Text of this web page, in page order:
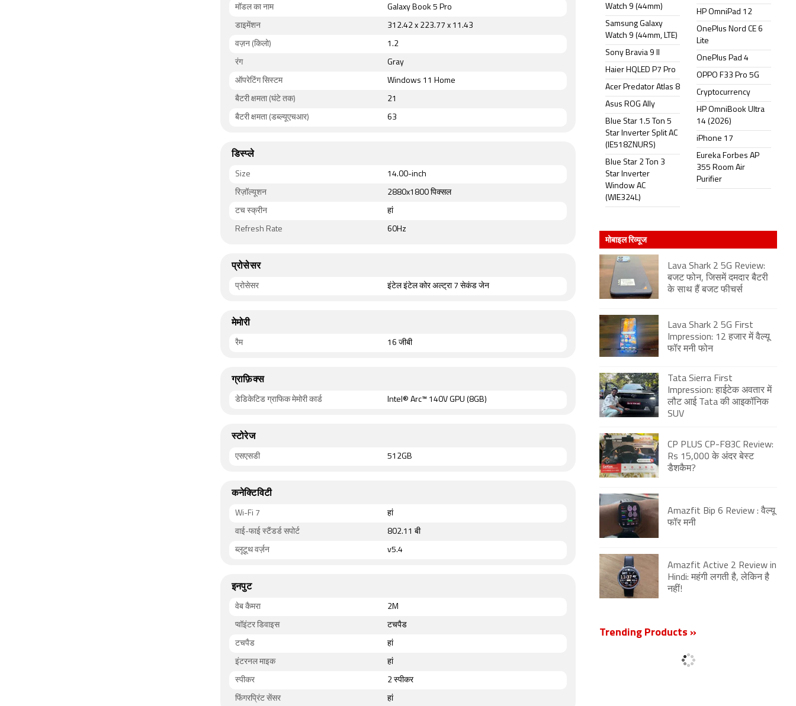
मॉडल का नाम Galaxy Book 5 Pro
डाइमेंशन 312.42 x 223.77 x 11.43
वज़न (किलो) 1.2
रंग Gray
ऑपरेटिंग सिस्टम Windows 11 Home
बैटरी क्षमता (घंटे तक) 21
बैटरी क्षमता (डब्ल्यूएचआर) 63
डिस्प्ले
Size 14.00-inch
रिज़ॉल्यूशन 2880x1800 पिक्सल
टच स्क्रीन हां
Refresh Rate 60Hz
प्रोसेसर
प्रोसेसर इंटेल इंटेल कोर अल्ट्रा 7 सेकंड जेन
मेमोरी
रैम 16 जीबी
ग्राफ़िक्स
डेडिकेटिड ग्राफिक मेमोरी कार्ड Intel® Arc™ 140V GPU (8GB)
स्टोरेज
एसएसडी 512GB
कनेक्टिविटी
Wi-Fi 7 हां
वाई-फाई स्टैंडर्ड सपोर्ट 802.11 बी
ब्लूटूथ वर्ज़न v5.4
इनपुट
वेब कैमरा 2M
प्वॉइंटर डिवाइस टचपैड
टचपैड हां
इंटरनल माइक हां
स्पीकर 2 स्पीकर
फिंगरप्रिंट सेंसर हां
Watch 9 (44mm)
Samsung Galaxy
Watch 9 (44mm, LTE)
Sony Bravia 9 II
Haier HQLED P7 Pro
Acer Predator Atlas 8
Asus ROG Ally
Blue Star 1.5 Ton 5
Star Inverter Split AC
(IE518ZNURS)
Blue Star 2 Ton 3
Star Inverter
Window AC
(WIE324L)
HP OmniPad 12
OnePlus Nord CE 6
Lite
OnePlus Pad 4
OPPO F33 Pro 5G
Cryptocurrency
HP OmniBook Ultra
14 (2026)
iPhone 17
Eureka Forbes AP
355 Room Air
Purifier
मोबाइल रिव्यूज
Lava Shark 2 5G Review:
बजट फोन, जिसमें दमदार बैटरी
के साथ हैं बजट फीचर्स
Lava Shark 2 5G First
Impression: 12 हजार में वैल्यू
फॉर मनी फोन
Tata Sierra First
Impression: हाईटेक अवतार में
लौट आई Tata की आइकॉनिक
SUV
CP PLUS CP-F83C Review:
Rs 15,000 के अंदर बेस्ट
डैशकैम?
Amazfit Bip 6 Review : वैल्यू
फॉर मनी
Amazfit Active 2 Review in
Hindi: महंगी लगती है, लेकिन है
नहीं!
Trending Products »